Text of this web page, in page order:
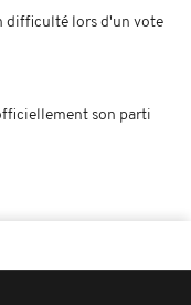
difficulté lors d'un vote
son parti